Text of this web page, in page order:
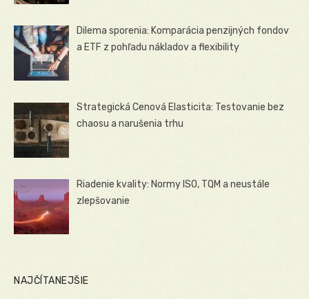
Dilema sporenia: Komparácia penzijných fondov
a ETF z pohľadu nákladov a flexibility
Strategická Cenová Elasticita: Testovanie bez
chaosu a narušenia trhu
Riadenie kvality: Normy ISO, TQM a neustále
zlepšovanie
NAJČÍTANEJŠIE